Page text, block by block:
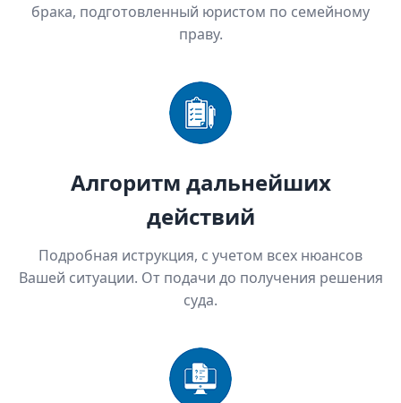
брака, подготовленный юристом по семейному
праву.
Алгоритм дальнейших
действий
Подробная иструкция, с учетом всех нюансов
Вашей ситуации. От подачи до получения решения
суда.